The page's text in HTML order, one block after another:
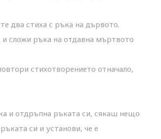
два стиха с ръка на дървото.
сложи ръка на отдавна мъртвото
стихотворението отначало,
и отдръпна ръката си, сякаш нещо
си и установи, че е